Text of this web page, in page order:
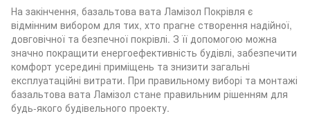
На закінчення, базальтова вата Ламізол Покрівля є
відмінним вибором для тих, хто прагне створення надійної,
довговічної та безпечної покрівлі. З її допомогою можна
значно покращити енергоефективність будівлі, забезпечити
комфорт усередині приміщень та знизити загальні
експлуатаційні витрати. При правильному виборі та монтажі
базальтова вата Ламізол стане правильним рішенням для
будь-якого будівельного проекту.